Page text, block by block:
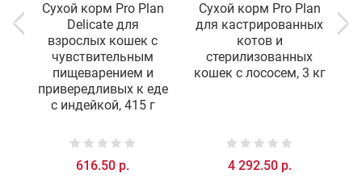
Сухой корм Pro Plan
Delicate для
взрослых кошек с
чувствительным
пищеварением и
привередливых к еде
с индейкой, 415 г
616.50 р.
Сухой корм Pro Plan
для кастрированных
котов и
стерилизованных
кошек с лососем, 3 кг
4 292.50 р.